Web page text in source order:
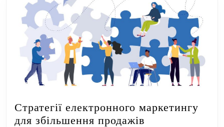
Стратегії електронного маркетингу
для збільшення продажів